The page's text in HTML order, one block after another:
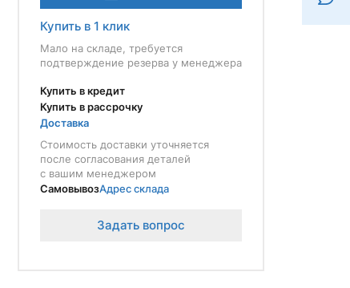
Купить в 1 клик
Мало на складе, требуется
подтверждение резерва у менеджера
Купить в кредит
Купить в рассрочку
Доставка
Стоимость доставки уточняется
после согласования деталей
с вашим менеджером
СамовывозАдрес склада
Задать вопрос